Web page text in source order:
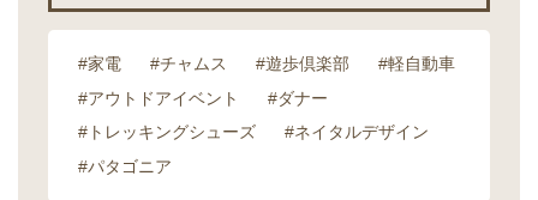
#家電 #チャムス #遊歩倶楽部
#軽自動車
#アウトドアイベント
#ダナー
#トレッキングシューズ
#ネイタルデザイン
#パタゴニア